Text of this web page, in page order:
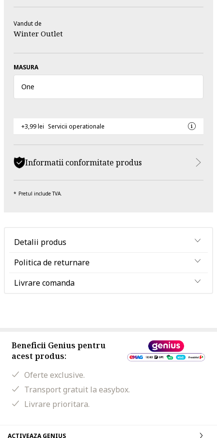
Vandut de
Winter Outlet
MASURA
One
+3,99 lei Servicii operationale
Informatii conformitate produs
Pretul include TVA.
Detalii produs
Politica de returnare
Livrare comanda
Beneficii Genius pentru
acest produs:
Oferte exclusive.
Transport gratuit la easybox.
Livrare prioritara.
ACTIVEAZA GENIUS